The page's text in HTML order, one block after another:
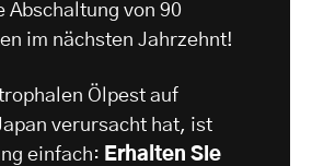
Abschaltung von 90
im nächsten Jahrzehnt!
Ölpest auf
verursacht hat, ist
einfach: Erhalten Sie